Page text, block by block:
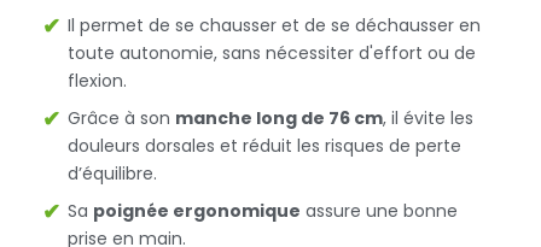
Il permet de se chausser et de se déchausser en
toute autonomie, sans nécessiter d'effort ou de
flexion.
Grâce à son manche long de 76 cm, il évite les
douleurs dorsales et réduit les risques de perte
d’équilibre.
Sa poignée ergonomique assure une bonne
prise en main.